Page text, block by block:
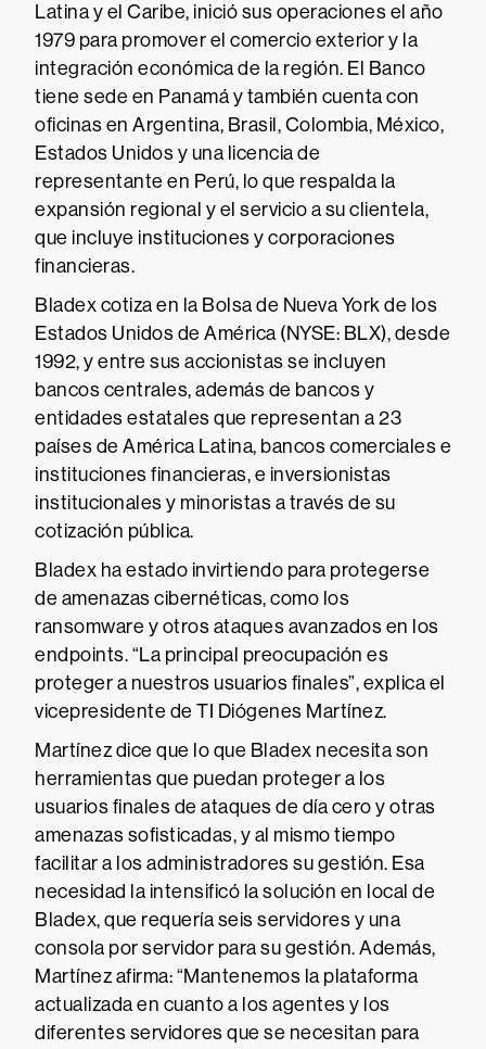
Latina y el Caribe, inició sus operaciones el año
1979 para promover el comercio exterior y la
integración económica de la región. El Banco
tiene sede en Panamá y también cuenta con
oficinas en Argentina, Brasil, Colombia, México,
Estados Unidos y una licencia de
representante en Perú, lo que respalda la
expansión regional y el servicio a su clientela,
que incluye instituciones y corporaciones
financieras.
Bladex cotiza en la Bolsa de Nueva York de los
Estados Unidos de América (NYSE: BLX), desde
1992, y entre sus accionistas se incluyen
bancos centrales, además de bancos y
entidades estatales que representan a 23
países de América Latina, bancos comerciales e
instituciones financieras, e inversionistas
institucionales y minoristas a través de su
cotización pública.
Bladex ha estado invirtiendo para protegerse
de amenazas cibernéticas, como los
ransomware y otros ataques avanzados en los
endpoints. “La principal preocupación es
proteger a nuestros usuarios finales”, explica el
vicepresidente de TI Diógenes Martínez.
Martínez dice que lo que Bladex necesita son
herramientas que puedan proteger a los
usuarios finales de ataques de día cero y otras
amenazas sofisticadas, y al mismo tiempo
facilitar a los administradores su gestión. Esa
necesidad la intensificó la solución en local de
Bladex, que requería seis servidores y una
consola por servidor para su gestión. Además,
Martínez afirma: “Mantenemos la plataforma
actualizada en cuanto a los agentes y los
diferentes servidores que se necesitan para